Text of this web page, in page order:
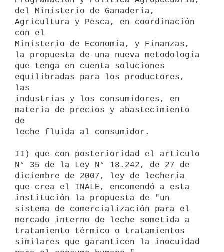
del Ministerio de Ganadería,
Agricultura y Pesca, en coordinación
con el
Ministerio de Economía, y Finanzas,
la propuesta de una nueva metodología
que tenga en cuenta soluciones
equilibradas para los productores,
las
industrias y los consumidores, en
materia de precios y abastecimiento
de
leche fluida al consumidor.
II) que con posterioridad el artículo
N° 35 de la Ley N° 18.242, de 27 de
diciembre de 2007, ley de lechería
que crea el INALE, encomendó a esta
institución la propuesta de "un
sistema de comercialización para el
mercado interno de leche sometida a
tratamiento térmico o tratamientos
similares que garanticen la inocuidad